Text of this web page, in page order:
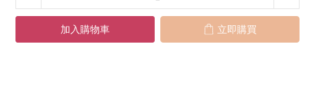
加入購物車 立即購買